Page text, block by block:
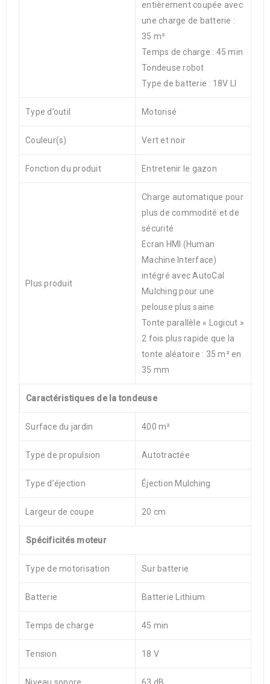
entièrement coupée avec
une charge de batterie :
35 m²
Temps de charge : 45 min
Tondeuse robot
Type de batterie : 18V LI
Type d’outil Motorisé
Couleur(s) Vert et noir
Fonction du produit Entretenir le gazon
Plus produit
Charge automatique pour
plus de commodité et de
sécurité
Ecran HMI (Human
Machine Interface)
intégré avec AutoCal
Mulching pour une
pelouse plus saine
Tonte parallèle « Logicut »
2 fois plus rapide que la
tonte aléatoire : 35 m² en
35 mm
Caractéristiques de la tondeuse
Surface du jardin 400 m²
Type de propulsion Autotractée
Type d’éjection Éjection Mulching
Largeur de coupe 20 cm
Spécificités moteur
Type de motorisation Sur batterie
Batterie Batterie Lithium
Temps de charge 45 min
Tension 18 V